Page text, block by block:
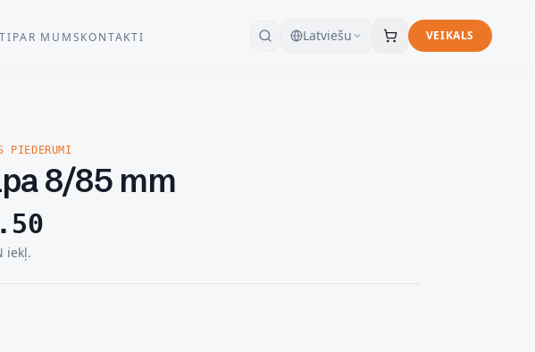
PAR MUMSKONTAKTI Latviešu VEIKALS
PIEDERUMI
8/85 mm
iekļ.